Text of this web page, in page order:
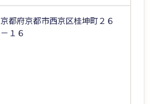
京都府京都市西京区桂坤町２６
－１６